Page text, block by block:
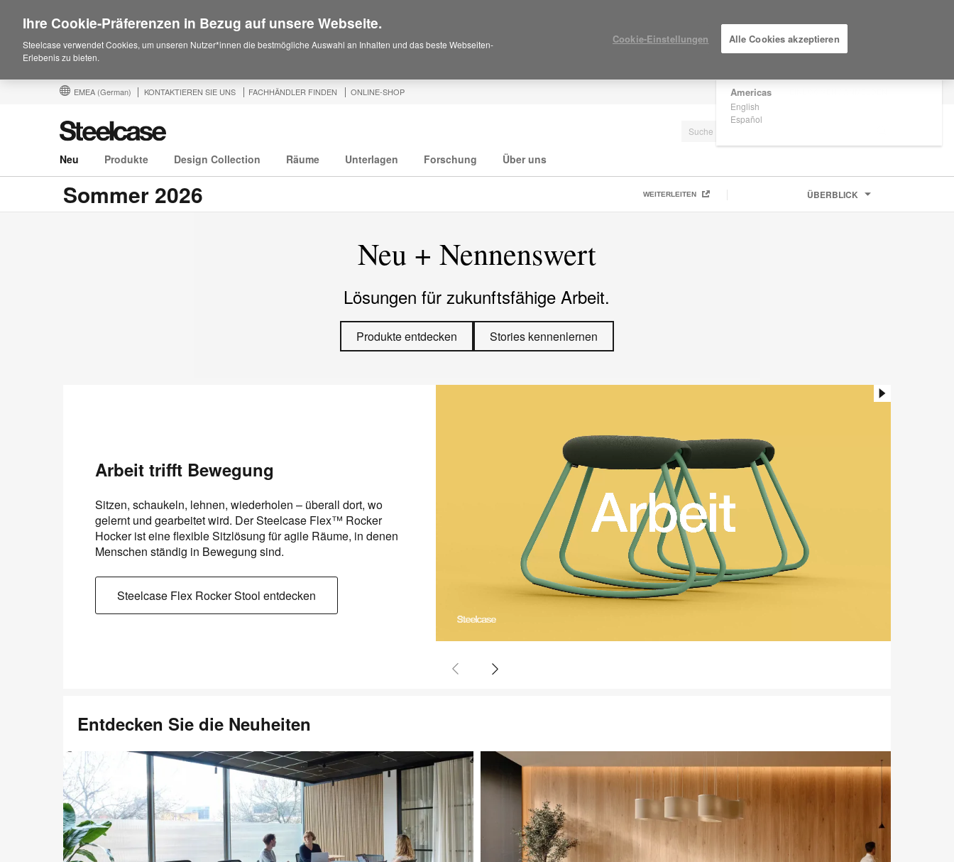
Are you in United States?
Americas
English
Español
EMEA (German) KONTAKTIEREN SIE UNS FACHHÄNDLER FINDEN ONLINE-SHOP
Neu Produkte Design Collection Räume Unterlagen Forschung Über uns
Sommer 2026 ÜBERBLICK
WEITERLEITEN
Neu + Nennenswert
Lösungen für zukunftsfähige Arbeit.
Produkte entdecken Stories kennenlernen
Arbeit trifft Bewegung
Sitzen, schaukeln, lehnen, wiederholen – überall dort, wo
gelernt und gearbeitet wird. Der Steelcase Flex™ Rocker
Hocker ist eine flexible Sitzlösung für agile Räume, in denen
Menschen ständig in Bewegung sind.
Steelcase Flex Rocker Stool entdecken
Arbeit trifft Bewegung
Mit seinem leichten Gestell, austauschbaren Sitzbezug und
stapelbaren Design passt sich dieser Hocker der jeweiligen
Arbeitssituation an – und ist immer griffbereit, wenn er
gebraucht wird.
Steelcase Flex Rocker Stool entdecken
Entdecken Sie die Neuheiten
Ihre Cookie-Präferenzen in Bezug auf unsere Webseite.
Steelcase verwendet Cookies, um unseren Nutzer*innen die bestmögliche Auswahl an Inhalten und das beste Webseiten-
Erlebenis zu bieten.
Cookie-Einstellungen Alle Cookies akzeptieren